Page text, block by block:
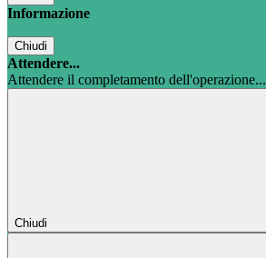
Informazione
Chiudi
Attendere...
Attendere il completamento dell'operazione...
Chiudi